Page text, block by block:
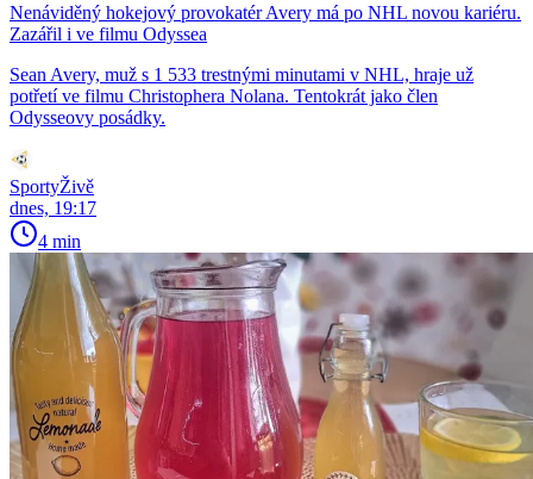
Nenáviděný hokejový provokatér Avery má po NHL novou kariéru.
Zazářil i ve filmu Odyssea
Sean Avery, muž s 1 533 trestnými minutami v NHL, hraje už
potřetí ve filmu Christophera Nolana. Tentokrát jako člen
Odysseovy posádky.
SportyŽivě
dnes, 19:17
4 min